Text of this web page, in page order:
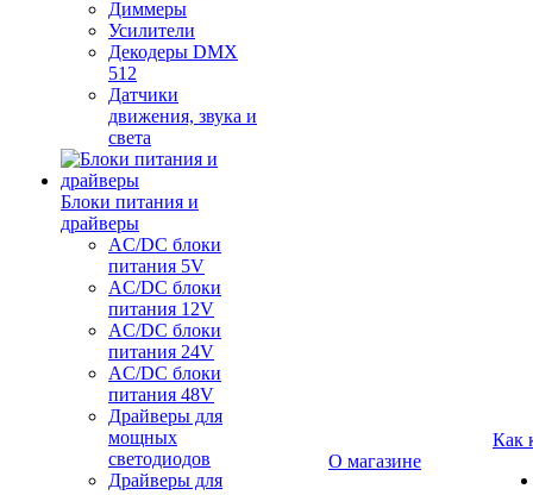
Диммеры
Усилители
Декодеры DMX
512
Датчики
движения, звука и
света
Блоки питания и
драйверы
AC/DC блоки
питания 5V
AC/DC блоки
питания 12V
AC/DC блоки
питания 24V
AC/DC блоки
питания 48V
Драйверы для
мощных
светодиодов
Драйверы для
О магазине
Как